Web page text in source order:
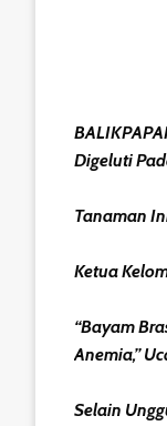
Digeluti
Tanaman
Ketua
“Bayam
Anemia,”
Selain